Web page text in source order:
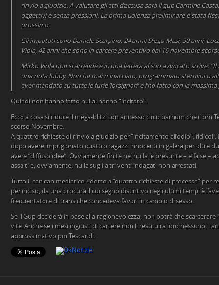
rinvio a giudizio. A valutare gli atti d’accusa sarà il gup Carmine
oggettivi e senza pressioni. La prima udienza preliminare è stata
prossimo.
Gli imputati sono Daniele Scarpino, 24 anni; Diego Masi, 30 anni;
Viola, 42 anni che sono in carcere preventivo dal 16 novembre
Mirko Viola non si arrende e in una lettera al suo avvocato scrive: “Il
una nota lobby. Non ho mai minacciato, programmato stermini o
aver mandato su tutte le furie ‘lorsignori’ e l’ho fatto con la massima
Quindi non hanno fatto nulla: hanno “incitato”.
Ecco a cosa si riduce il mega-blitz con annesso circo barnum che il pm
scorso Novembre.
A quattro richieste di rinvio a giudizio per “incitamento all’odio”: ridicoli.
dopo avere imprigionato quattro ragazzi innocenti in galera per oltre
avere “diffuso idee”. Ovviamente finite nel nulla le presunte – e false –
assalti e, ovviamente, nulla sugli altri venti indagati non arrestati.
Tutto il can can mediatico ridotto a “quattro richieste di processo” per
per inciso, da una procura il cui segno distintivo negli ultimi tempi è
frequentatore di trans che concedeva favori in cambio di sesso.
Se il Gup deciderà in base alla ragionevolezza, non potrà che
vite. Anche se i mesi ingiusti di carcere non li restituirà loro nessuno.
approssimativo pm Tescaroli.